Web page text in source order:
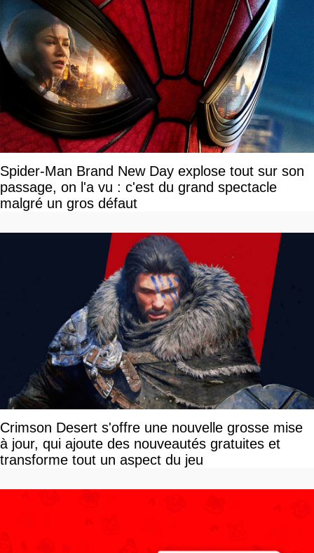
Spider-Man Brand New Day explose tout sur son
passage, on l'a vu : c'est du grand spectacle
malgré un gros défaut
Crimson Desert s'offre une nouvelle grosse mise
à jour, qui ajoute des nouveautés gratuites et
transforme tout un aspect du jeu